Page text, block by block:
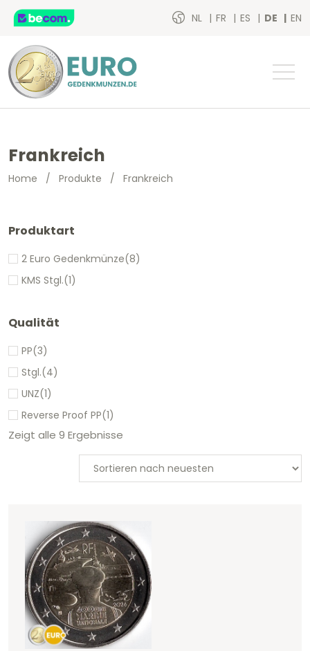
NL FR ES DE EN
Frankreich
Home / Produkte / Frankreich
Produktart
2 Euro Gedenkmünze(8)
KMS Stgl.(1)
Qualität
PP(3)
Stgl.(4)
UNZ(1)
Reverse Proof PP(1)
Zeigt alle 9 Ergebnisse